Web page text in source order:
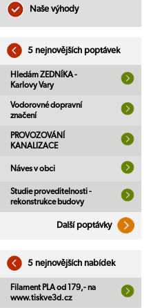
Naše výhody
5 nejnovějších poptávek
Hledám ZEDNÍKA -
Karlovy Vary
Vodorovné dopravní
značení
PROVOZOVÁNÍ
KANALIZACE
Náves v obci
Studie proveditelnosti -
rekonstrukce budovy
Další poptávky
5 nejnovějších nabídek
Filament PLA od 179,- na
www.tiskve3d.cz